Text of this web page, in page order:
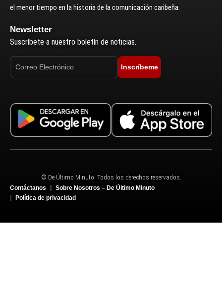
el menor tiempo en la historia de la comunicación caribeña.
Newsletter
Suscríbete a nuestro boletín de noticias.
Inscríbeme
© De Último Minuto. Todos los derechos reservados.
Contáctanos
Sobre Nosotros – De Último Minuto
Política de privacidad